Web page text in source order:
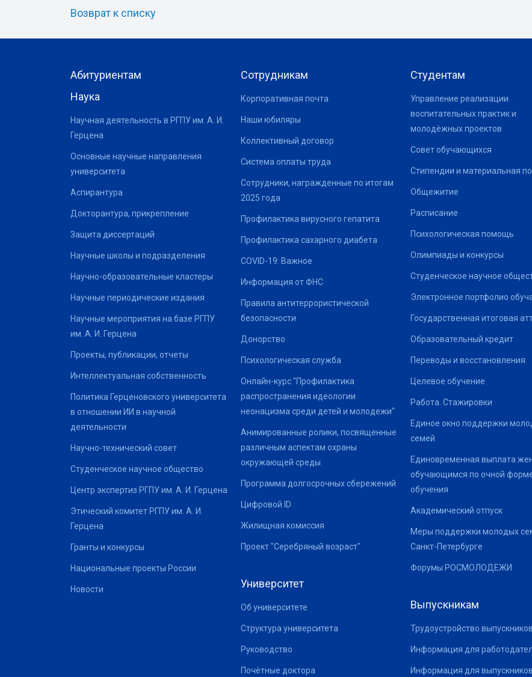
Возврат к списку
Абитуриентам
Наука
Научная деятельность в РГПУ им. А. И.
Герцена
Основные научные направления
университета
Аспирантура
Докторантура, прикрепление
Защита диссертаций
Научные школы и подразделения
Научно-образовательные кластеры
Научные периодические издания
Научные мероприятия на базе РГПУ
им. А. И. Герцена
Проекты, публикации, отчеты
Интеллектуальная собственность
Политика Герценовского университета
в отношении ИИ в научной
деятельности
Научно-технический совет
Студенческое научное общество
Центр экспертиз РГПУ им. А. И. Герцена
Этический комитет РГПУ им. А. И.
Герцена
Гранты и конкурсы
Национальные проекты России
Новости
Сотрудникам
Корпоративная почта
Наши юбиляры
Коллективный договор
Система оплаты труда
Сотрудники, награжденные по итогам
2025 года
Профилактика вирусного гепатита
Профилактика сахарного диабета
COVID-19: Важное
Информация от ФНС
Правила антитеррористической
безопасности
Донорство
Психологическая служба
Онлайн-курс "Профилактика
распространения идеологии
неонацизма среди детей и молодежи"
Анимированные ролики, посвященные
различным аспектам охраны
окружающей среды
Программа долгосрочных сбережений
Цифровой ID
Жилищная комиссия
Проект "Серебряный возраст"
Университет
Об университете
Структура университета
Руководство
Почётные доктора
Студентам
Управление реализации
воспитательных практик и
молодёжных проектов
Совет обучающихся
Стипендии и материальная
Общежитие
Расписание
Психологическая помощь
Олимпиады и конкурсы
Студенческое научное
Электронное портфолио
Государственная итоговая
Образовательный кредит
Переводы и восстановления
Целевое обучение
Работа. Стажировки
Единое окно поддержки
семей
Единовременная выплата
обучающимся по очной
обучения
Академический отпуск
Меры поддержки молодых
Санкт-Петербурге
Форумы РОСМОЛОДЕЖИ
Выпускникам
Трудоустройство выпускников
Информация для
Информация для